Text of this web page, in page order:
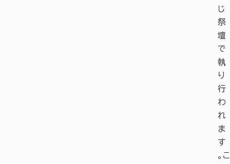
じ
祭
壇
で
執
り
行
わ
れ
ま
す
。こ